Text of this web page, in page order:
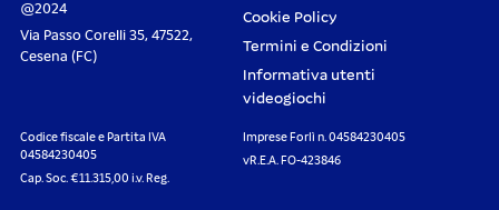
@2024
Via Passo Corelli 35, 47522,
Cesena (FC)
Cookie Policy
Termini e Condizioni
Informativa utenti
videogiochi
Codice fiscale e Partita IVA
04584230405
Cap. Soc. €11.315,00 i.v. Reg.
Imprese Forlì n. 04584230405
vR.E.A. FO-423846